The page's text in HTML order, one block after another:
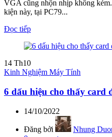
VGA cũng nhộn nhịp không
kiện này, tại PC79...
Đọc tiếp
14 Th10
Kinh Nghiệm Máy Tính
6 dấu hiệu cho thấy card
14/10/2022
Đăng bởi
Nhung